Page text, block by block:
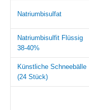
Natriumbisulfat
Natriumbisulfit Flüssig
38-40%
Künstliche Schneebälle
(24 Stück)